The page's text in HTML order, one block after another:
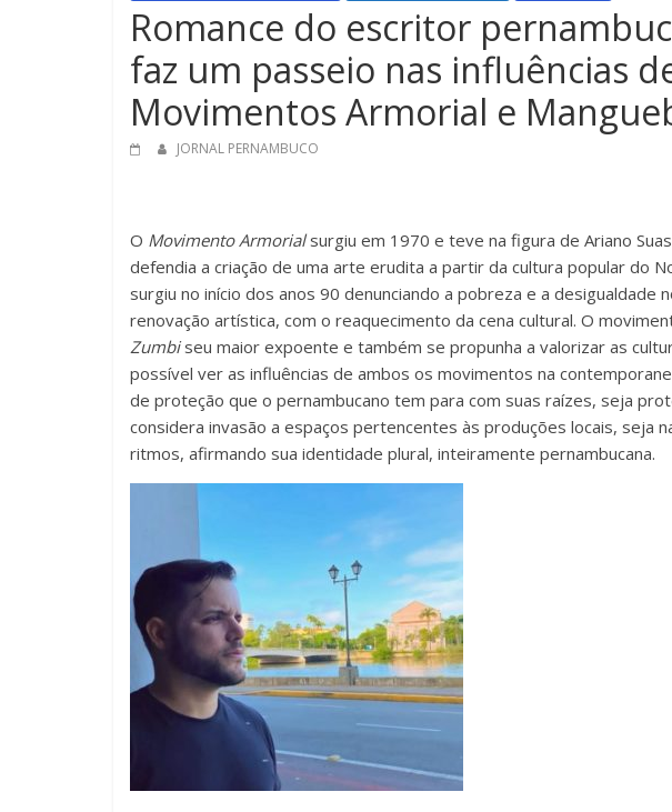
Romance do escritor
faz um passeio nas influências
Movimentos Armorial e
JORNAL PERNAMBUCO
O Movimento Armorialsurgiu em 1970 e teve na figura de Ariano
defendia a criação de uma arte erudita a partir da cultura popular do
surgiu no início dos anos 90 denunciando a pobreza e a desigualdade
renovação artística, com o reaquecimento da cena cultural. O
Zumbiseu maior expoente e também se propunha a valorizar as
possível ver as influências de ambos os movimentos na
de proteção que o pernambucano tem para com suas raízes, seja
considera invasão a espaços pertencentes às produções locais, seja
ritmos, afirmando sua identidade plural, inteiramente pernambucana.